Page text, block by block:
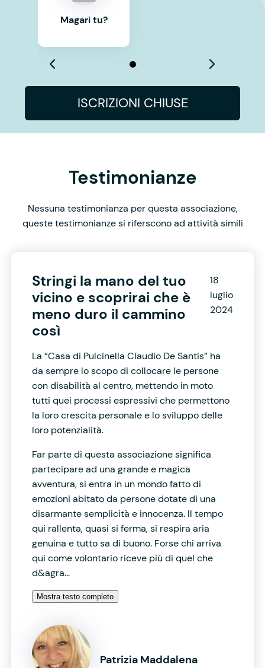
Magari tu?
ISCRIZIONI CHIUSE
Testimonianze
Nessuna testimonianza per questa associazione,
queste testimonianze si riferscono ad attività simili
Stringi la mano del tuo
vicino e scoprirai che è
meno duro il cammino
così
18
luglio
2024
La “Casa di Pulcinella Claudio De Santis” ha
da sempre lo scopo di collocare le persone
con disabilità al centro, mettendo in moto
tutti quei processi espressivi che permettono
la loro crescita personale e lo sviluppo delle
loro potenzialità.
Far parte di questa associazione significa
partecipare ad una grande e magica
avventura, si entra in un mondo fatto di
emozioni abitato da persone dotate di una
disarmante semplicità e innocenza. Il tempo
qui rallenta, quasi si ferma, si respira aria
genuina e tutto sa di buono. Forse chi arriva
qui come volontario riceve più di quel che
d&agra...
Mostra testo completo
Patrizia Maddalena